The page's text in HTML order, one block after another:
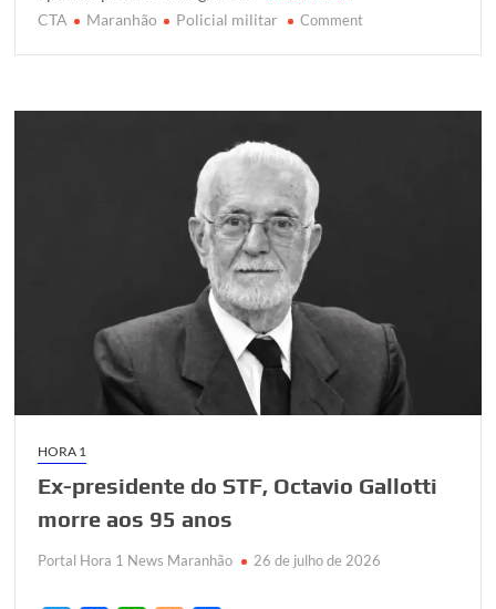
r
o
p
r
CTA Maranhão Policial militar Commenton
CTA
durante
festa
HORA 1
Ex-presidente do STF, Octavio Gallotti
morre aos 95 anos
Portal Hora 1 News Maranhão 26 de julho de 2026